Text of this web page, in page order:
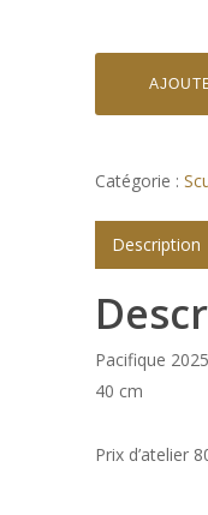
Catégorie :
Description
Pacifique
40 cm
Prix d’atelier